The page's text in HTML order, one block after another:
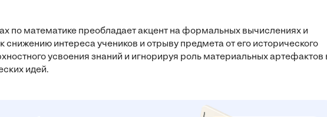
по математике преобладает акцент на формальных вычислениях и
снижению интереса учеников и отрыву предмета от его исторического
усвоения знаний и игнорируя роль материальных артефактов
идей.